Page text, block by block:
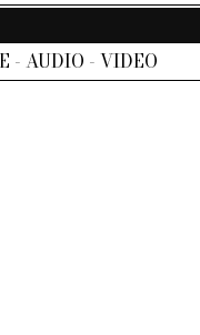
- AUDIO - VIDEO